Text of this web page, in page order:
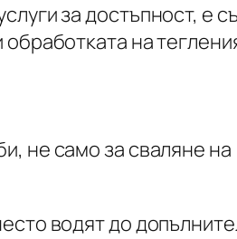
за достъпност, е
на
, не само за сваляне на
водят до